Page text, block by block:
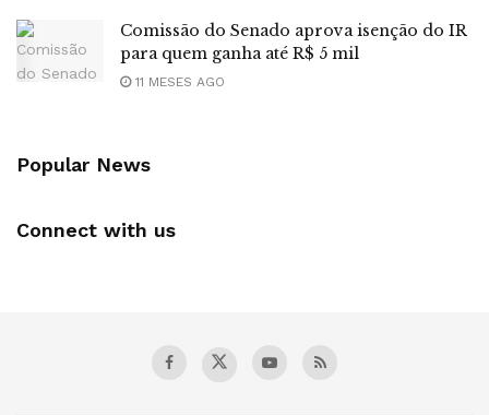
Comissão do Senado aprova isenção do IR
para quem ganha até R$ 5 mil
11 MESES AGO
Popular News
Connect with us